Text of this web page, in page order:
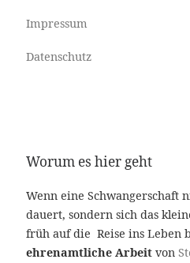
Impressum
Datenschutz
Worum es hier geht
Wenn eine Schwangerschaft
dauert, sondern sich das
früh auf die Reise ins Leben
ehrenamtliche Arbeit von